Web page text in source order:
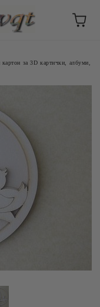
за 3D картички, албуми,